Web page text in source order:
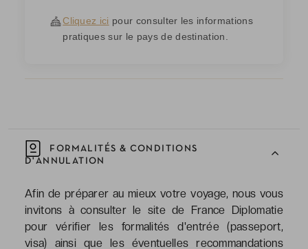
Cliquez ici pour consulter les informations
pratiques sur le pays de destination.
FORMALITÉS & CONDITIONS
D'ANNULATION
Afin de préparer au mieux votre voyage, nous vous
invitons à consulter le site de France Diplomatie
pour vérifier les formalités d'entrée (passeport,
visa) ainsi que les éventuelles recommandations